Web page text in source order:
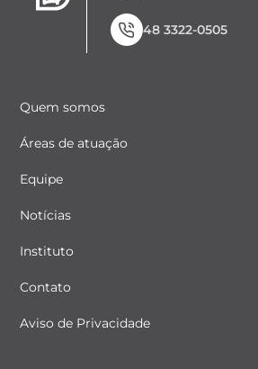
48 3322-0505
Quem somos
Áreas de atuação
Equipe
Notícias
Instituto
Contato
Aviso de Privacidade